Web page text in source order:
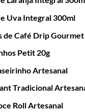
Uva Integral 300ml
de Café Drip
Petit 20g
Artesanal
Tradicional
Roll Artesanal